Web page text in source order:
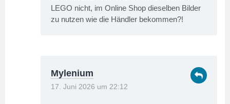
LEGO nicht, im Online Shop dieselben Bilder
zu nutzen wie die Händler bekommen?!
Mylenium
17. Juni 2026 um 22:12